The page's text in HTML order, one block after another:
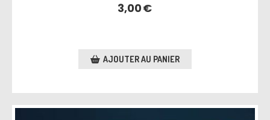
3,00€
AJOUTER AU PANIER